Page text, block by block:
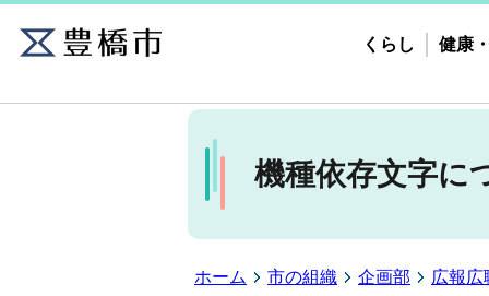
くらし 健康
機種依存文字に
ホーム 市の組織 企画部 広報広